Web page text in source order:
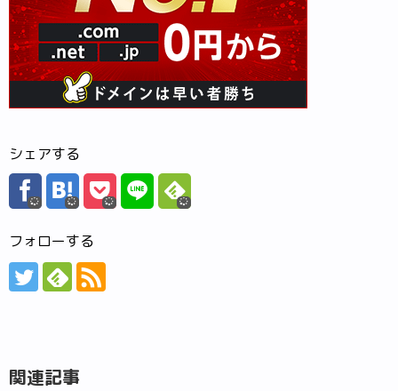
シェアする
フォローする
関連記事